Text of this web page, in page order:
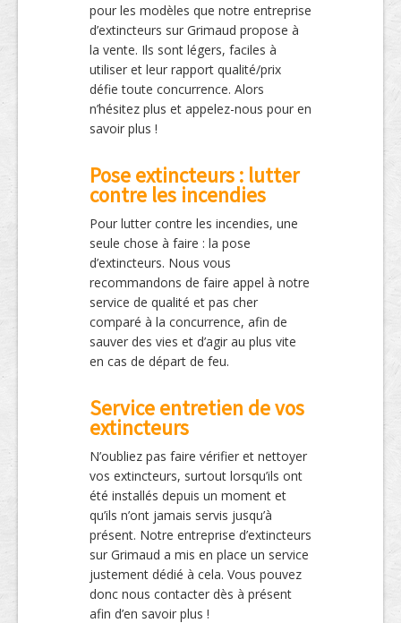
pour les modèles que notre entreprise
d’extincteurs sur Grimaud propose à
la vente. Ils sont légers, faciles à
utiliser et leur rapport qualité/prix
défie toute concurrence. Alors
n’hésitez plus et appelez-nous pour en
savoir plus !
Pose extincteurs : lutter
contre les incendies
Pour lutter contre les incendies, une
seule chose à faire : la pose
d’extincteurs. Nous vous
recommandons de faire appel à notre
service de qualité et pas cher
comparé à la concurrence, afin de
sauver des vies et d’agir au plus vite
en cas de départ de feu.
Service entretien de vos
extincteurs
N’oubliez pas faire vérifier et nettoyer
vos extincteurs, surtout lorsqu’ils ont
été installés depuis un moment et
qu’ils n’ont jamais servis jusqu’à
présent. Notre entreprise d’extincteurs
sur Grimaud a mis en place un service
justement dédié à cela. Vous pouvez
donc nous contacter dès à présent
afin d’en savoir plus !